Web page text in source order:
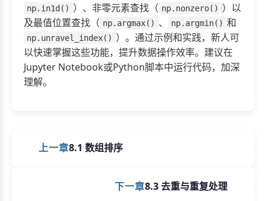
np.in1d() ）、非零元素查找（ np.nonzero() ）以
及最值位置查找（ np.argmax() 、 np.argmin() 和
np.unravel_index() ）。通过示例和实践，新人可
以快速掌握这些功能，提升数据操作效率。建议在
Jupyter Notebook或Python脚本中运行代码，加深
理解。
上一章8.1 数组排序
下一章8.3 去重与重复处理